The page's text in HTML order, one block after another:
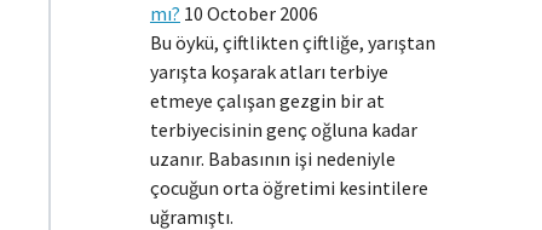
mı? 10 October 2006
Bu öykü, çiftlikten çiftliğe, yarıştan
yarışta koşarak atları terbiye
etmeye çalışan gezgin bir at
terbiyecisinin genç oğluna kadar
uzanır. Babasının işi nedeniyle
çocuğun orta öğretimi kesintilere
uğramıştı.